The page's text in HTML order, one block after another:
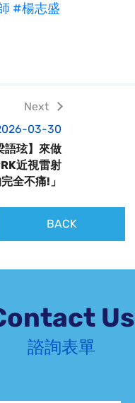
#楊志盛
03-30
語玹】來做
近視雷射
全不痛!」
BACK
Us
諮詢表單